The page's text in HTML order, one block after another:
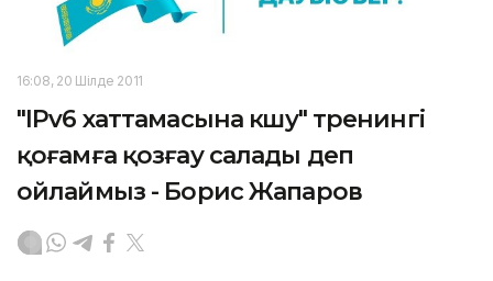
16:08, 20 Шілде 2011
"IРv6 хаттамасына көшу" тренингі
қоғамға қозғау салады деп
ойлаймыз - Борис Жапаров